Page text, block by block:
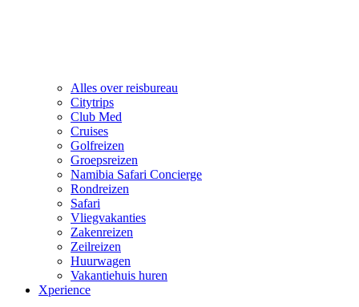
Alles over reisbureau
Citytrips
Club Med
Cruises
Golfreizen
Groepsreizen
Namibia Safari Concierge
Rondreizen
Safari
Vliegvakanties
Zakenreizen
Zeilreizen
Huurwagen
Vakantiehuis huren
Xperience